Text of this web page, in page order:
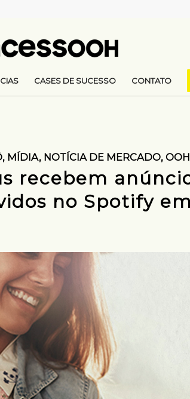
CASES DE SUCESSO CONTATO
, MÍDIA, NOTÍCIA DE MERCADO, OOH
recebem
no Spotify